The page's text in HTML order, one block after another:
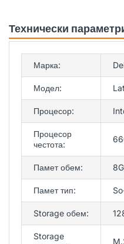
Технически
Марка:
Модел:
Процесор:
Процесор
честота:
Памет обем:
Памет тип:
Storage обем:
Storage